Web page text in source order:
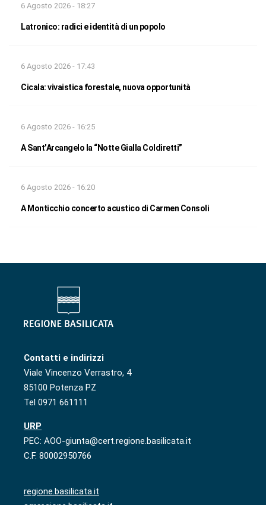
6 Agosto 2026 - 18:27
Latronico: radici e identità di un popolo
6 Agosto 2026 - 17:43
Cicala: vivaistica forestale, nuova opportunità
6 Agosto 2026 - 16:25
A Sant’Arcangelo la “Notte Gialla Coldiretti”
6 Agosto 2026 - 16:20
A Monticchio concerto acustico di Carmen Consoli
Contatti e indirizzi
Viale Vincenzo Verrastro, 4
85100 Potenza PZ
Tel 0971 661111
URP
PEC: AOO-giunta@cert.regione.basilicata.it
C.F. 80002950766
regione.basilicata.it